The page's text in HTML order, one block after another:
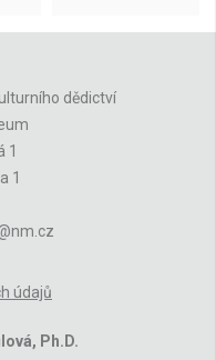
dědictví
1
1
údajů
Ph.D.